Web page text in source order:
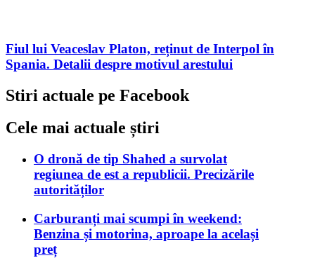
Fiul lui Veaceslav Platon, reținut de Interpol în
Spania. Detalii despre motivul arestului
Stiri actuale pe Facebook
Cele mai actuale știri
O dronă de tip Shahed a survolat
regiunea de est a republicii. Precizările
autorităților
Carburanți mai scumpi în weekend:
Benzina și motorina, aproape la același
preț